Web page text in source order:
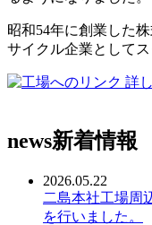
昭和54年に創業した
サイクル企業としてス
詳
news新着情報
2026.05.22
二島本社工場周
を行いました。